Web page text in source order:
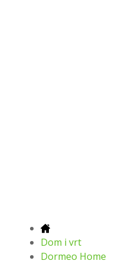
Dom i vrt
Dormeo Home